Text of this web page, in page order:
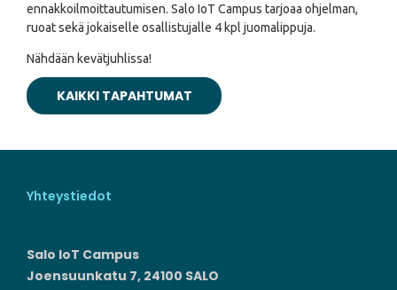
ennakkoilmoittautumisen. Salo IoT Campus tarjoaa ohjelman,
ruoat sekä jokaiselle osallistujalle 4 kpl juomalippuja.
Nähdään kevätjuhlissa!
KAIKKI TAPAHTUMAT
Yhteystiedot
Salo IoT Campus
Joensuunkatu 7, 24100 SALO